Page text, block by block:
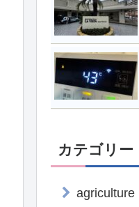
カテゴリー
agriculture